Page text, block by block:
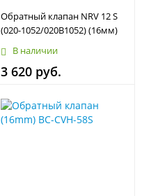
Обратный клапан NRV 12 S
(020-1052/020B1052) (16мм)
В наличии
3 620 руб.